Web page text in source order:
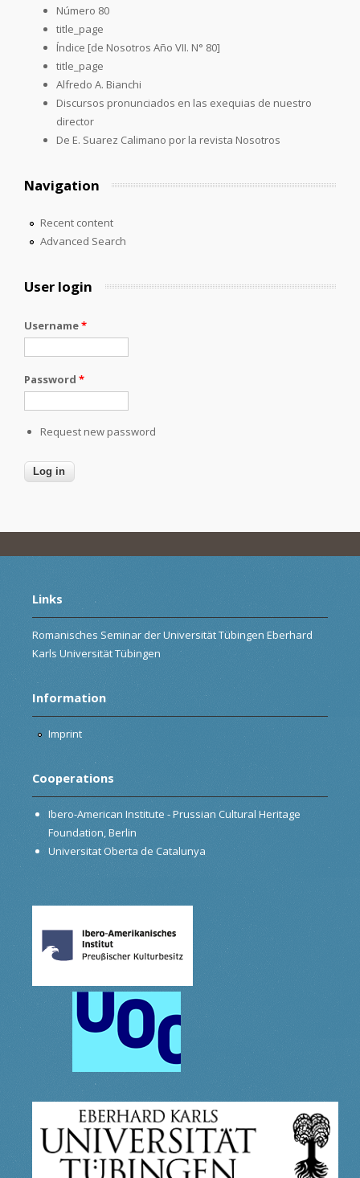
Número 80
title_page
Índice [de Nosotros Año VII. N° 80]
title_page
Alfredo A. Bianchi
Discursos pronunciados en las exequias de nuestro
director
De E. Suarez Calimano por la revista Nosotros
Navigation
Recent content
Advanced Search
User login
Username*
Password *
Request new password
Links
Romanisches Seminar der Universität Tübingen Eberhard
Karls Universität Tübingen
Information
Imprint
Cooperations
Ibero-American Institute - Prussian Cultural Heritage
Foundation, Berlin
Universitat Oberta de Catalunya